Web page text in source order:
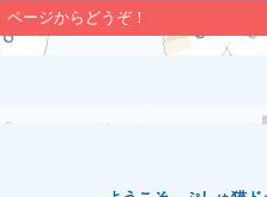
ージからどうぞ！